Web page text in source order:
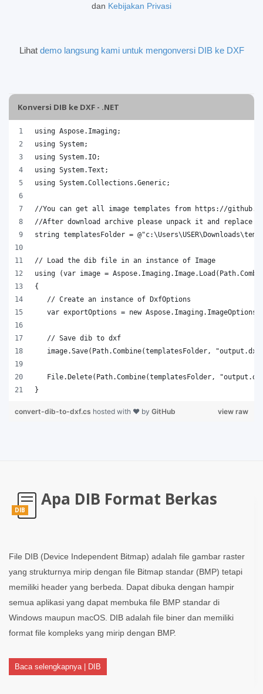
dan Kebijakan Privasi
Lihat demo langsung kami untuk mengonversi DIB ke DXF
Konversi DIB ke DXF - .NET
}
view raw
convert-dib-to-dxf.cs hosted with ❤ by GitHub
DIB
Apa DIB Format Berkas
File DIB (Device Independent Bitmap) adalah file gambar raster
yang strukturnya mirip dengan file Bitmap standar (BMP) tetapi
memiliki header yang berbeda. Dapat dibuka dengan hampir
semua aplikasi yang dapat membuka file BMP standar di
Windows maupun macOS. DIB adalah file biner dan memiliki
format file kompleks yang mirip dengan BMP.
Baca selengkapnya | DIB